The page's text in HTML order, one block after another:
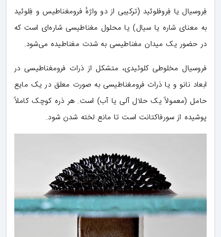
فِروسیال یا فِروفلوئید (ترکیبی از دو واژهٔ فرومغناطیس و فِلوئید
به معنای شاره یا سیال) یا محلول مغناطیسی شاره‌ای است که
در حضور یک میدان مغناطیسی به شدت مغناطیده می‌شود.
فروسیال مخلوطی کلوئیدی، متشکل از ذرات فرومغناطیسی در
ابعاد نانو و یا ذرات فرومغناطیسی به صورت معلق در یک مایع
حامل (معمولاً یک حلال آلی یا آب) است. هر ذره کوچک کاملاً
پوشیده از سورفاکتانت است تا مانع لخته شدن شود.